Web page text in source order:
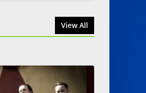
View All